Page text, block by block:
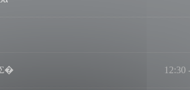
12:30